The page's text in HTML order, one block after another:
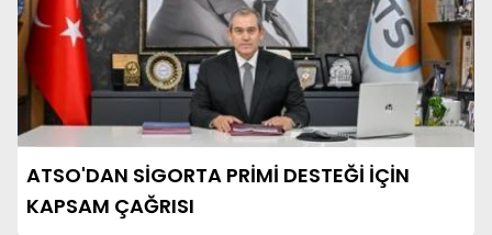
ATSO'DAN SİGORTA PRİMİ DESTEĞİ İÇİN
KAPSAM ÇAĞRISI